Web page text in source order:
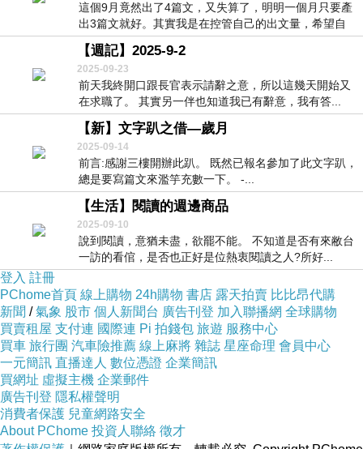
這個9月竟然出了4篇文，又失算了，明明一個月只要產
出3篇文就好。其實我是在控管自己的出文量，希望自
己...
【週記】2025-9-2
2025-09-23
前天我終開口跟長官表示請辭之意，所以這幾天開始又
在求職了。 其實另一伴也知道我已有辭意，我有答...
【新】文字趴之借—歲月
2025-09-14
前言:感謝三樓開辦此趴。 既然已報名參加了此文字趴，
總是要寫篇文來濫竽充數一下。 -...
【生活】閱讀的週邊商品
2025-09-10
說到閱讀，意猶未盡，欲罷不能。 不知道是否有來敝台
一訪的看倌，是否也正好是位熱衷閱讀之人?所好...
登入 註冊
PChome首頁 線上購物 24h購物 書店 露天拍賣 比比昂代購
新聞 /氣象 股市 個人新聞台 廣告刊登 加入聯播網 全球購物
買賣租屋 支付連 國際連 Pi 拍錢包 旅遊 服務中心
買車 旅行團 汽車險推薦 線上麻將 雜誌 星座命理 會員中心
一元簡訊 直播達人 數位憑證 企業簡訊
買網址 虛擬主機 企業郵件
廣告刊登 隱私權聲明
消費者保護 兒童網路安全
About PChome 投資人聯絡 徵才